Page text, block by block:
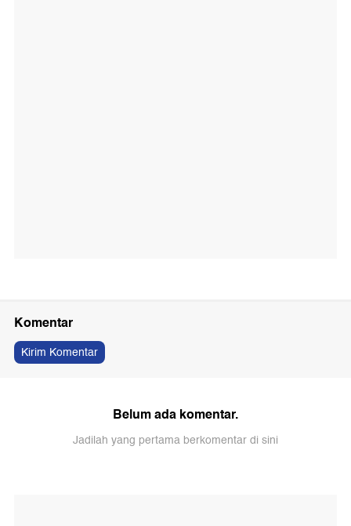
Komentar
Kirim Komentar
Belum ada komentar.
Jadilah yang pertama berkomentar di sini